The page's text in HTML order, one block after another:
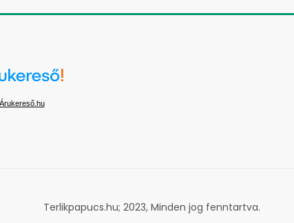
Árukereső.hu
Terlikpapucs.hu; 2023, Minden jog fenntartva.